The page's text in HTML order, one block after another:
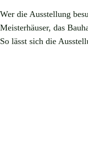
Wer die Ausstellung
Meisterhäuser, das
So lässt sich die